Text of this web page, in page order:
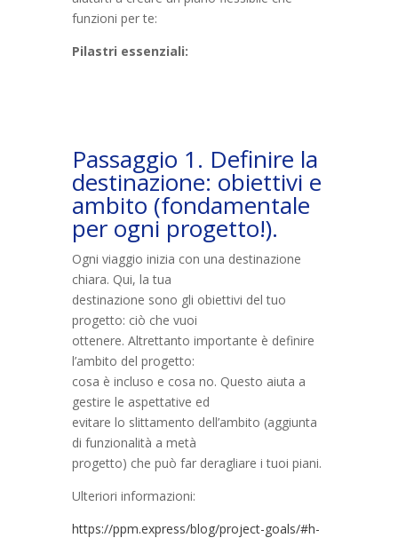
funzioni per te:
Pilastri essenziali:
Passaggio 1. Definire la
destinazione: obiettivi e
ambito (fondamentale
per ogni progetto!).
Ogni viaggio inizia con una destinazione
chiara. Qui, la tua
destinazione sono gli obiettivi del tuo
progetto: ciò che vuoi
ottenere. Altrettanto importante è definire
l’ambito del progetto:
cosa è incluso e cosa no. Questo aiuta a
gestire le aspettative ed
evitare lo slittamento dell’ambito (aggiunta
di funzionalità a metà
progetto) che può far deragliare i tuoi piani.
Ulteriori informazioni:
https://ppm.express/blog/project-goals/#h-